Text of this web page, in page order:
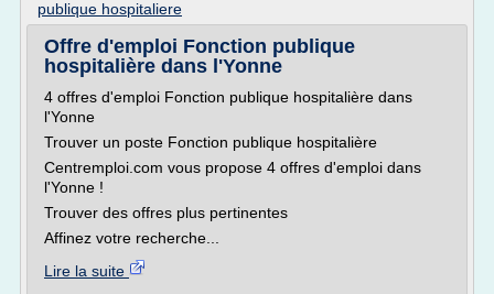
publique hospitaliere
Offre d'emploi Fonction publique
hospitalière dans l'Yonne
4 offres d'emploi Fonction publique hospitalière dans
l'Yonne
Trouver un poste Fonction publique hospitalière
Centremploi.com vous propose 4 offres d'emploi dans
l'Yonne !
Trouver des offres plus pertinentes
Affinez votre recherche...
Lire la suite